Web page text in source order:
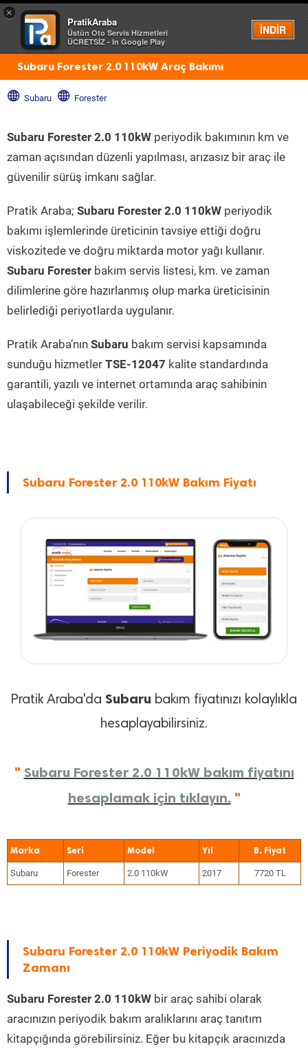
×
PratikAraba
Üstün Oto Servis Hizmetleri
ÜCRETSİZ - In Google Play
İNDİR
Menü
Subaru Forester 2.0 110kW Araç Bakımı
Subaru Forester
Subaru Forester 2.0 110kW periyodik bakımının km ve
zaman açısından düzenli yapılması, arızasız bir araç ile
güvenilir sürüş imkanı sağlar.
Pratik Araba; Subaru Forester 2.0 110kW periyodik
bakımı işlemlerinde üreticinin tavsiye ettiği doğru
viskozitede ve doğru miktarda motor yağı kullanır.
Subaru Forester bakım servis listesi, km. ve zaman
dilimlerine göre hazırlanmış olup marka üreticisinin
belirlediği periyotlarda uygulanır.
Pratik Araba’nın Subaru bakım servisi kapsamında
sunduğu hizmetler TSE-12047 kalite standardında
garantili, yazılı ve internet ortamında araç sahibinin
ulaşabileceği şekilde verilir.
Subaru Forester 2.0 110kW Bakım Fiyatı
Pratik Araba'da Subaru bakım fiyatınızı kolaylıkla
hesaplayabilirsiniz.
" Subaru Forester 2.0 110kW bakım fiyatını
hesaplamak için tıklayın. "
Marka Seri Model Yıl
Subaru Forester 2.0 110kW 2017 7720 TL
Subaru Forester 2.0 110kW Periyodik Bakım
Zamanı
Subaru Forester 2.0 110kW bir araç sahibi olarak
aracınızın periyodik bakım aralıklarını araç tanıtım
kitapçığında görebilirsiniz. Eğer bu kitapçık aracınızda